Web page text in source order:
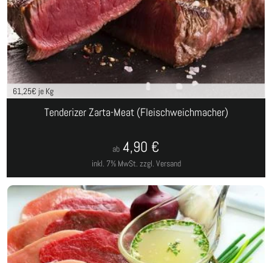
61,25€ je Kg
Tenderizer Zarta-Meat (Fleischweichmacher)
inkl. 7% MwSt. zzgl. Versand
ab 4,90 €